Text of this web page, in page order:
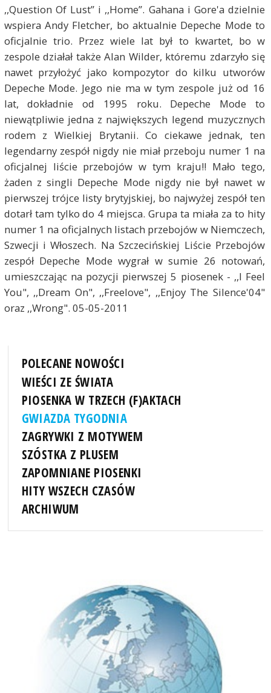
,,Question Of Lust” i ,,Home”. Gahana i Gore'a dzielnie
wspiera Andy Fletcher, bo aktualnie Depeche Mode to
oficjalnie trio. Przez wiele lat był to kwartet, bo w
zespole działał także Alan Wilder, któremu zdarzyło się
nawet przyłożyć jako kompozytor do kilku utworów
Depeche Mode. Jego nie ma w tym zespole już od 16
lat, dokładnie od 1995 roku. Depeche Mode to
niewątpliwie jedna z największych legend muzycznych
rodem z Wielkiej Brytanii. Co ciekawe jednak, ten
legendarny zespół nigdy nie miał przeboju numer 1 na
oficjalnej liście przebojów w tym kraju!! Mało tego,
żaden z singli Depeche Mode nigdy nie był nawet w
pierwszej trójce listy brytyjskiej, bo najwyżej zespół ten
dotarł tam tylko do 4 miejsca. Grupa ta miała za to hity
numer 1 na oficjalnych listach przebojów w Niemczech,
Szwecji i Włoszech. Na Szczecińskiej Liście Przebojów
zespół Depeche Mode wygrał w sumie 26 notowań,
umieszczając na pozycji pierwszej 5 piosenek - ,,I Feel
You", ,,Dream On", ,,Freelove", ,,Enjoy The Silence'04"
oraz ,,Wrong". 05-05-2011
POLECANE NOWOŚCI
WIEŚCI ZE ŚWIATA
PIOSENKA W TRZECH (F)AKTACH
GWIAZDA TYGODNIA
ZAGRYWKI Z MOTYWEM
SZÓSTKA Z PLUSEM
ZAPOMNIANE PIOSENKI
HITY WSZECH CZASÓW
ARCHIWUM